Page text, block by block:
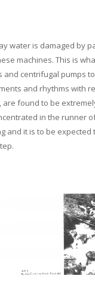
water is damaged by
machines. This is
centrifugal pumps
and rhythms with
found to be
in the runner
and it is to be